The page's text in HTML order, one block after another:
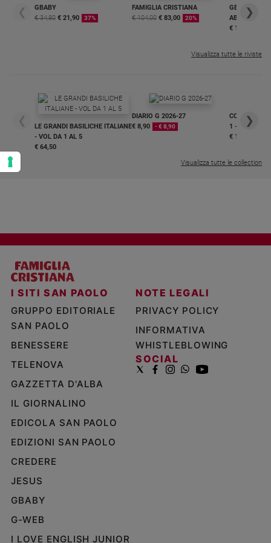
❮
GBABY
€ 34,80 € 21,90 37%
FAMIGLIA CRISTIANA
€ 104,00 € 83,00 20%
GBABY
€ 16,99
❯
Visualizza tutte le riviste
❮
LE GRANDI BASILICHE ITALIANE
- VOL DA 1 AL 5
€ 64,50
DIARIO G 2026-27
€ 8,90
- € 8,90
COLLANA
1 - 2
€ 18,50
❯
Visualizza tutte le collection
I SITI SAN PAOLO
GRUPPO EDITORIALE
SAN PAOLO
BENESSERE
TELENOVA
GAZZETTA D'ALBA
IL GIORNALINO
EDICOLA SAN PAOLO
EDIZIONI SAN PAOLO
CREDERE
JESUS
GBABY
G-WEB
I LOVE ENGLISH JUNIOR
NOTE LEGALI
PRIVACY POLICY
INFORMATIVA
WHISTLEBLOWING
SOCIAL